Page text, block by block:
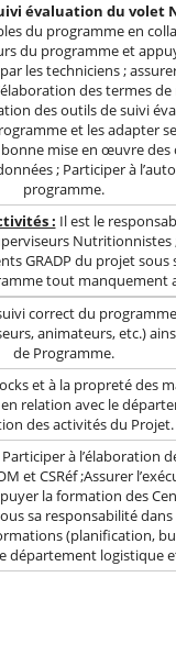
évaluation du volet
du programme en
du programme et
les techniciens ;
des termes
des outils de suivi
et les adapter
mise en œuvre
; Participer à
programme.
: Il est le
GRADP du projet
tout
correct du
animateurs, etc.)
de Programme.
et à la propreté des
relation avec le
des activités du Projet.
à l’élaboration
CSRéf ;Assurer
la formation des
sa responsabilité
(planification,
département logistique